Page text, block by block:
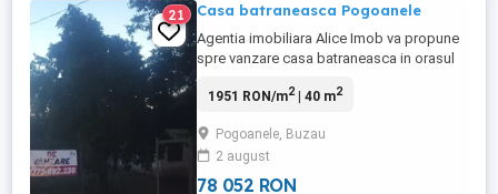
21 Casa batraneasca Pogoanele
Agentia imobiliara Alice Imob va propune
spre vanzare casa batraneasca in orasul
teren de 1000 mp, cu o deschidere de
bransata la electricitate. Imobilul se vinde
la pretul de 14900 euro usor negociabil.
Pentru informatii ...
1951 RON/m2| 40 m2
Pogoanele, Buzau
2 august
78 052 RON